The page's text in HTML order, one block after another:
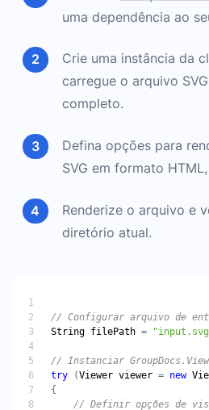
uma dependência ao
Crie uma instância da
carregue o arquivo
completo.
Defina opções para
SVG em formato
Renderize o arquivo e
diretório atual.
String filePath =
try (Viewer viewer = new